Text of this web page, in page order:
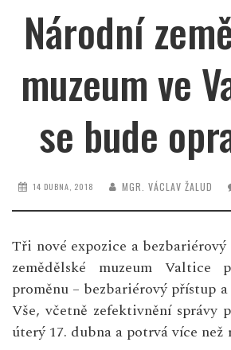
Národní
muzeum ve
se bude
14 DUBNA, 2018 MGR. VÁCLAV ŽALUD
Tři nové expozice a
zemědělské muzeum Valtice
proměnu – bezbariérový přístup
Vše, včetně zefektivnění správy
úterý 17. dubna a potrvá více než